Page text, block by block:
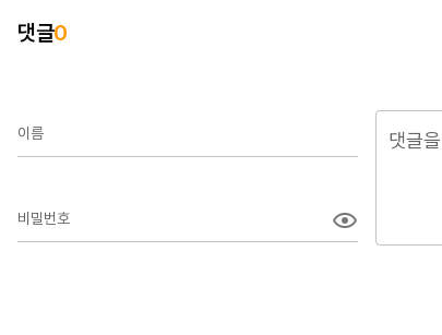
댓글0
이름
비밀번호